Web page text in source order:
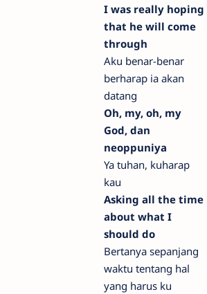
I was really hoping
that he will come
through
Aku benar-benar
berharap ia akan
datang
Oh, my, oh, my
God, dan
neoppuniya
Ya tuhan, kuharap
kau
Asking all the time
about what I
should do
Bertanya sepanjang
waktu tentang hal
yang harus ku